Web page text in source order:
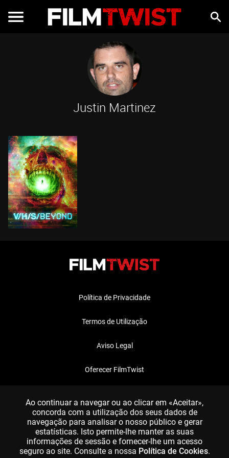
Justin Martinez
Política de Privacidade
Termos de Utilização
Aviso Legal
Oferecer FilmTwist
Ao continuar a navegar ou ao clicar em «Aceitar»,
concorda com a utilização dos seus dados de
navegação para analisar o nosso público e gerar
estatísticas. Isto permite-lhe manter as suas
informações de sessão e fornecer-lhe um acesso
seguro ao site. Consulte a nossa Política de Cookies.